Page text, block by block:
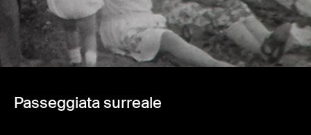
Passeggiata surreale